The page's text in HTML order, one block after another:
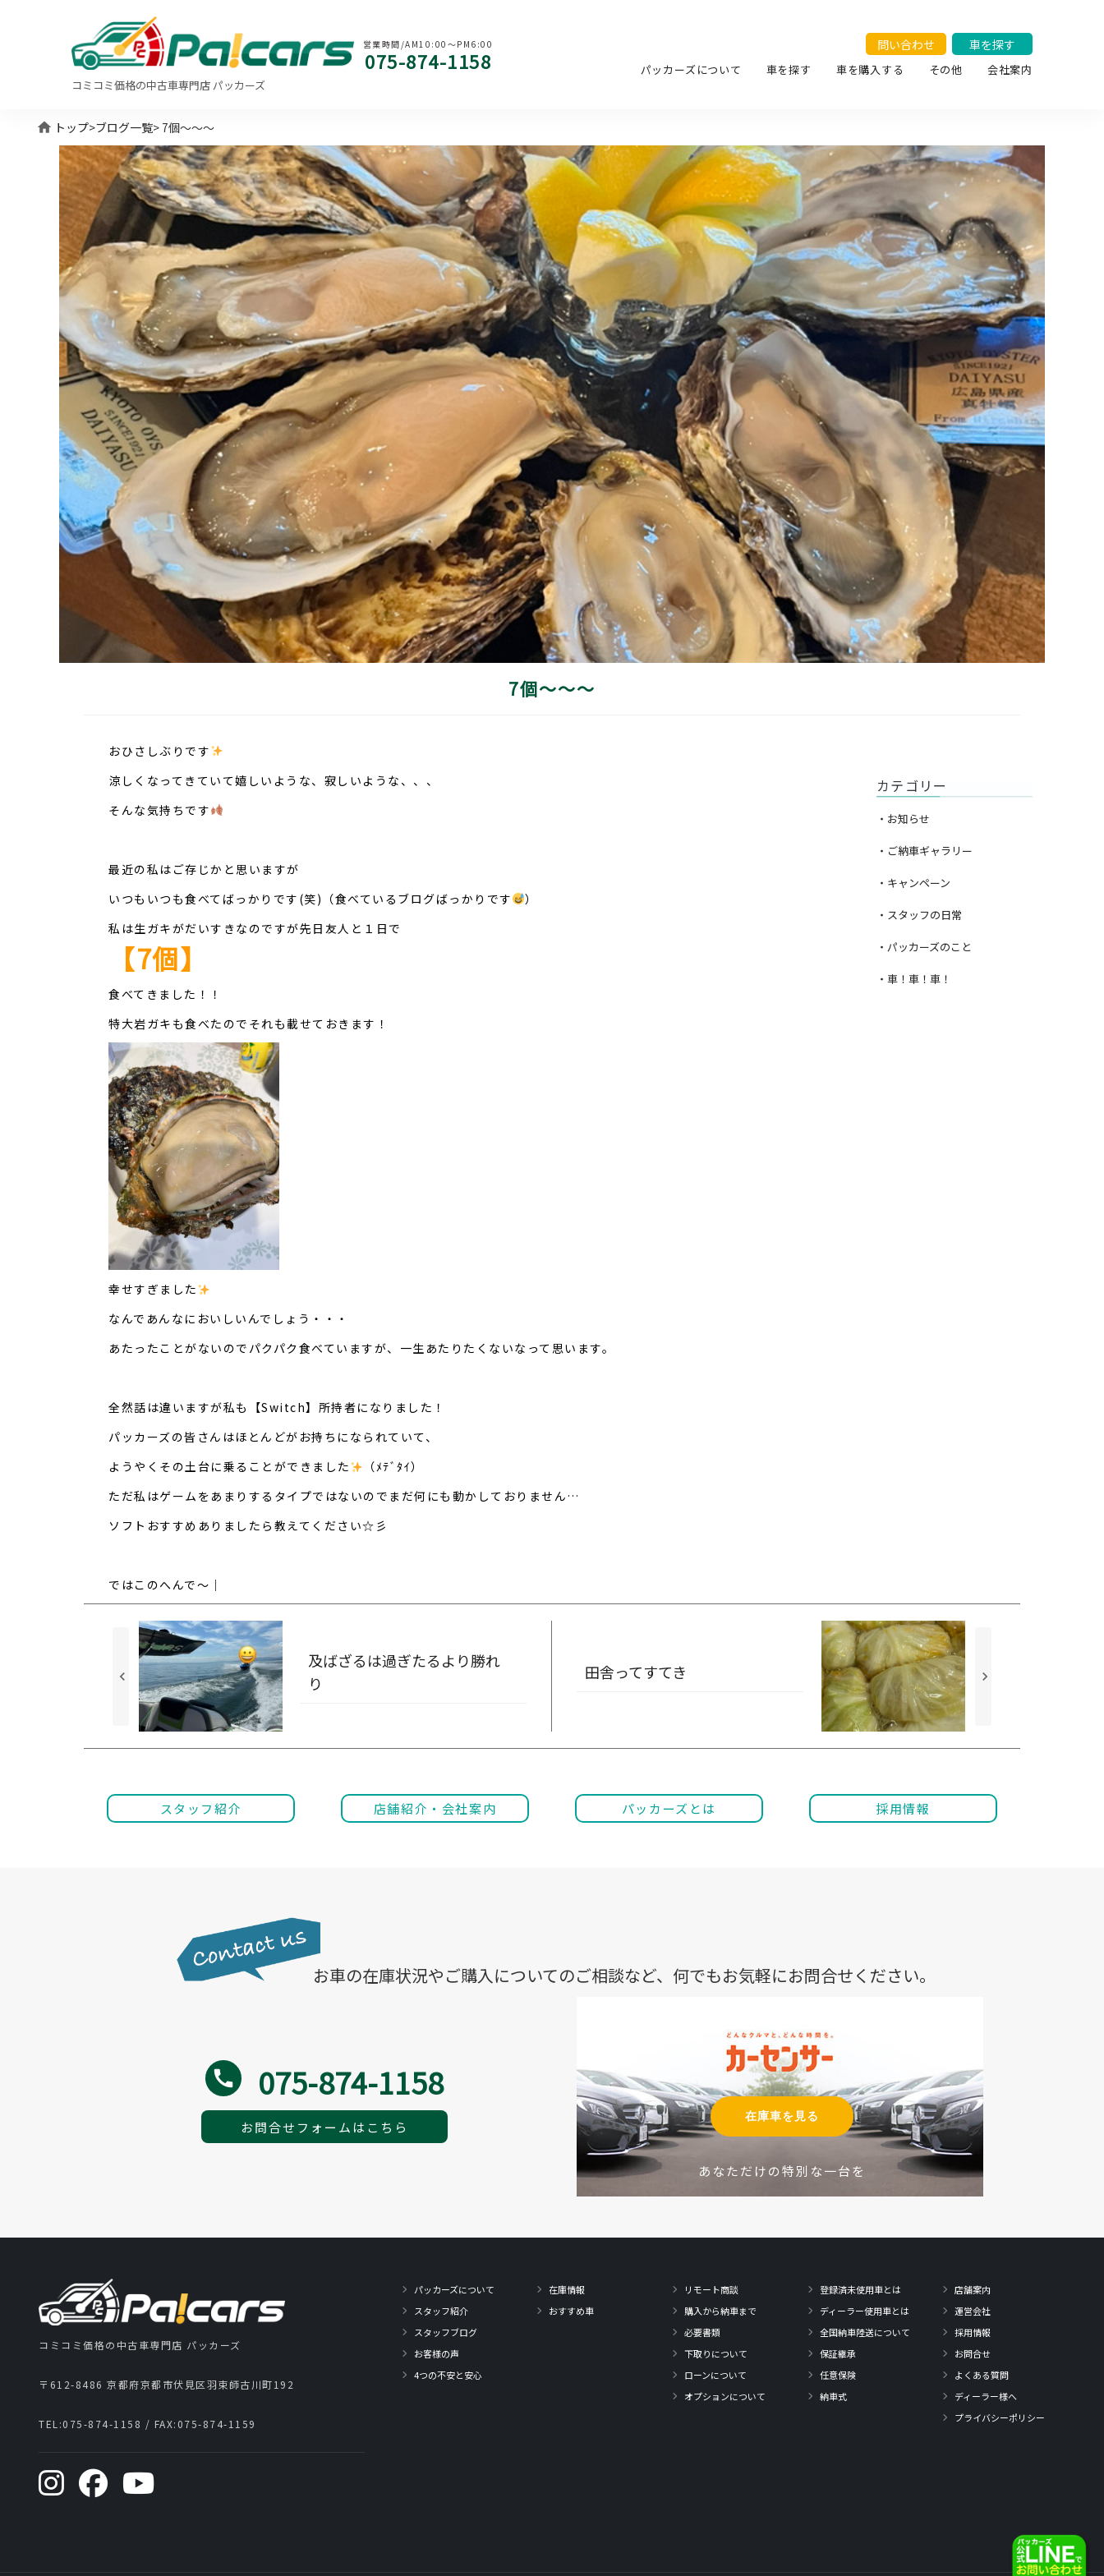
営業時間/AM10:00〜PM6:00
075-874-1158
コミコミ価格の中古車専門店 パッカーズ
問い合わせ 車を探す
パッカーズについて 車を探す 車を購入する その他 会社案内
home トップ>ブログ一覧> 7個～～～
7個～～～
おひさしぶりです
涼しくなってきていて嬉しいような、寂しいような、、、
そんな気持ちです
最近の私はご存じかと思いますが
いつもいつも食べてばっかりです(笑)（食べているブロ グばっかりです
）
私は生ガキがだいすきなのですが先日友人と１日で
【7個】
食べてきました！！
特大岩ガキも食べたのでそれも載せておきます！
幸せすぎました
なんであんなにおいしいんでしょう・・・
あたったことがないのでパクパク食べていますが、一生あたりたくないなって思います。
全然話は違いますが私も【Switch】所持者になりました！
パッカーズの皆さんはほとんどがお持ちになられていて、
ようやくその土台に乗ることができました
（ﾒﾃﾞﾀｲ）
ただ私はゲームをあまりするタイプではないのでまだ何にも動かしておりません…
ソフトおすすめありましたら教えてください☆彡
ではこのへんで～｜
カテゴリー
・お知らせ
・ご納車ギャラリー
・キャンペーン
・スタッフの日常
・パッカーズのこと
・車！車！車！
keyboard_arrow_left
及ばざるは過ぎたるより勝れ
り
keyboard_arrow_right
田舎ってすてき
スタッフ紹介 店舗紹介・会社案内 パッカーズとは 採用情報
お車の在庫状況やご購入についてのご相談など、何でもお気軽にお問合せください。
call 075-874-1158
お問合せフォームはこちら
在庫車を見る
あなただけの特別な一台を
コミコミ価格の中古車専門店 パッカーズ
〒612-8486 京都府京都市伏見区羽束師古川町192
TEL:075-874-1158 / FAX: 075-874-1159
パッカーズについて
スタッフ紹介
スタッフブログ
お客様の声
4つの不安と安心
在庫情報
おすすめ車
リモート商談
購入から納車まで
必要書類
下取りについて
ローンについて
オプションについて
登録済未使用車とは
ディーラー使用車とは
全国納車陸送について
保証継承
任意保険
納車式
店舗案内
運営会社
採用情報
お問合せ
よくある質問
ディーラー様へ
プライバシーポリシー